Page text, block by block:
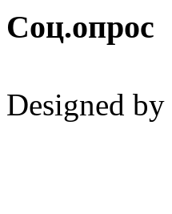
Соц.опрос
Designed by